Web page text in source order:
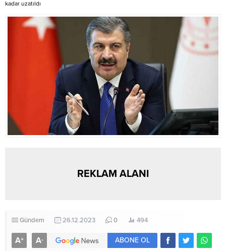
kadar uzatıldı
REKLAM ALANI
Gündem 26.12.2023 0 494
A+ A- ABONE OL